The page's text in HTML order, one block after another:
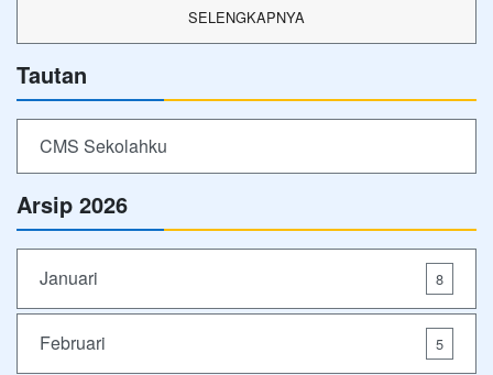
SELENGKAPNYA
Tautan
CMS Sekolahku
Arsip 2026
Januari 8
Februari 5